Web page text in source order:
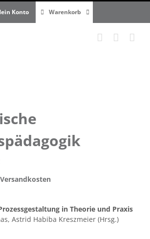
Konto Warenkorb
Versandkosten
in Theorie und Praxis
Astrid Habiba Kreszmeier (Hrsg.)